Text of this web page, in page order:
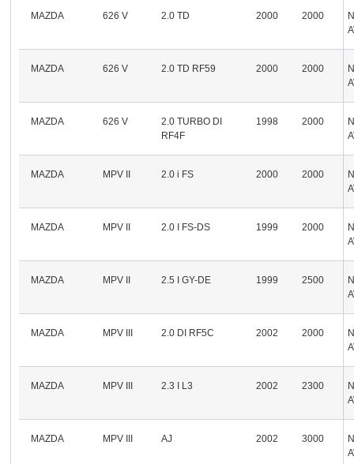
MAZDA 626 V 2.0 TD 2000 2000
MAZDA 626 V 2.0 TD RF59 2000 2000
MAZDA 626 V
2.0 TURBO DI
RF4F
1998 2000
MAZDA MPV II 2.0 i FS 2000 2000
MAZDA MPV II 2.0 I FS-DS 1999 2000
MAZDA MPV II 2.5 I GY-DE 1999 2500
MAZDA MPV III 2.0 DI RF5C 2002 2000
MAZDA MPV III 2.3 I L3 2002 2300
MAZDA MPV III AJ 2002 3000